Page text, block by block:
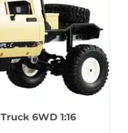
6WD 1:16